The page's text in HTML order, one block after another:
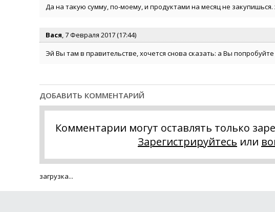
Да на такую сумму, по-моему, и продуктами на месяц не закупишься.
Вася, 7 Февраля 2017 (17:44)
Эй Вы там в правительстве, хочется снова сказать: а Вы
ДОБАВИТЬ КОММЕНТАРИЙ
Комментарии могут оставлять только
Зарегистрируйтесь или
загрузка...